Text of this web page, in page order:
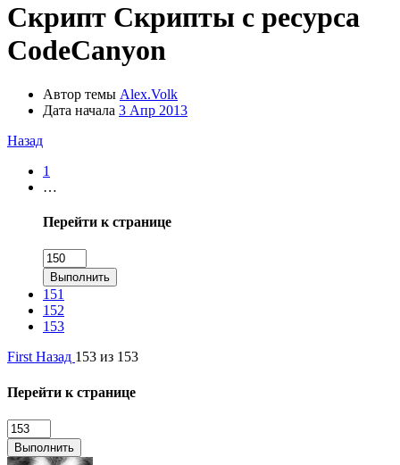
Скрипт Скрипты с ресурса
CodeCanyon
Автор темы Alex.Volk
Дата начала 3 Апр 2013
Назад
1
…
Перейти к странице
Выполнить
151
152
153
First Назад 153 из 153
Перейти к странице
Выполнить